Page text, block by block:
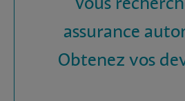
assurance
Obtenez vos